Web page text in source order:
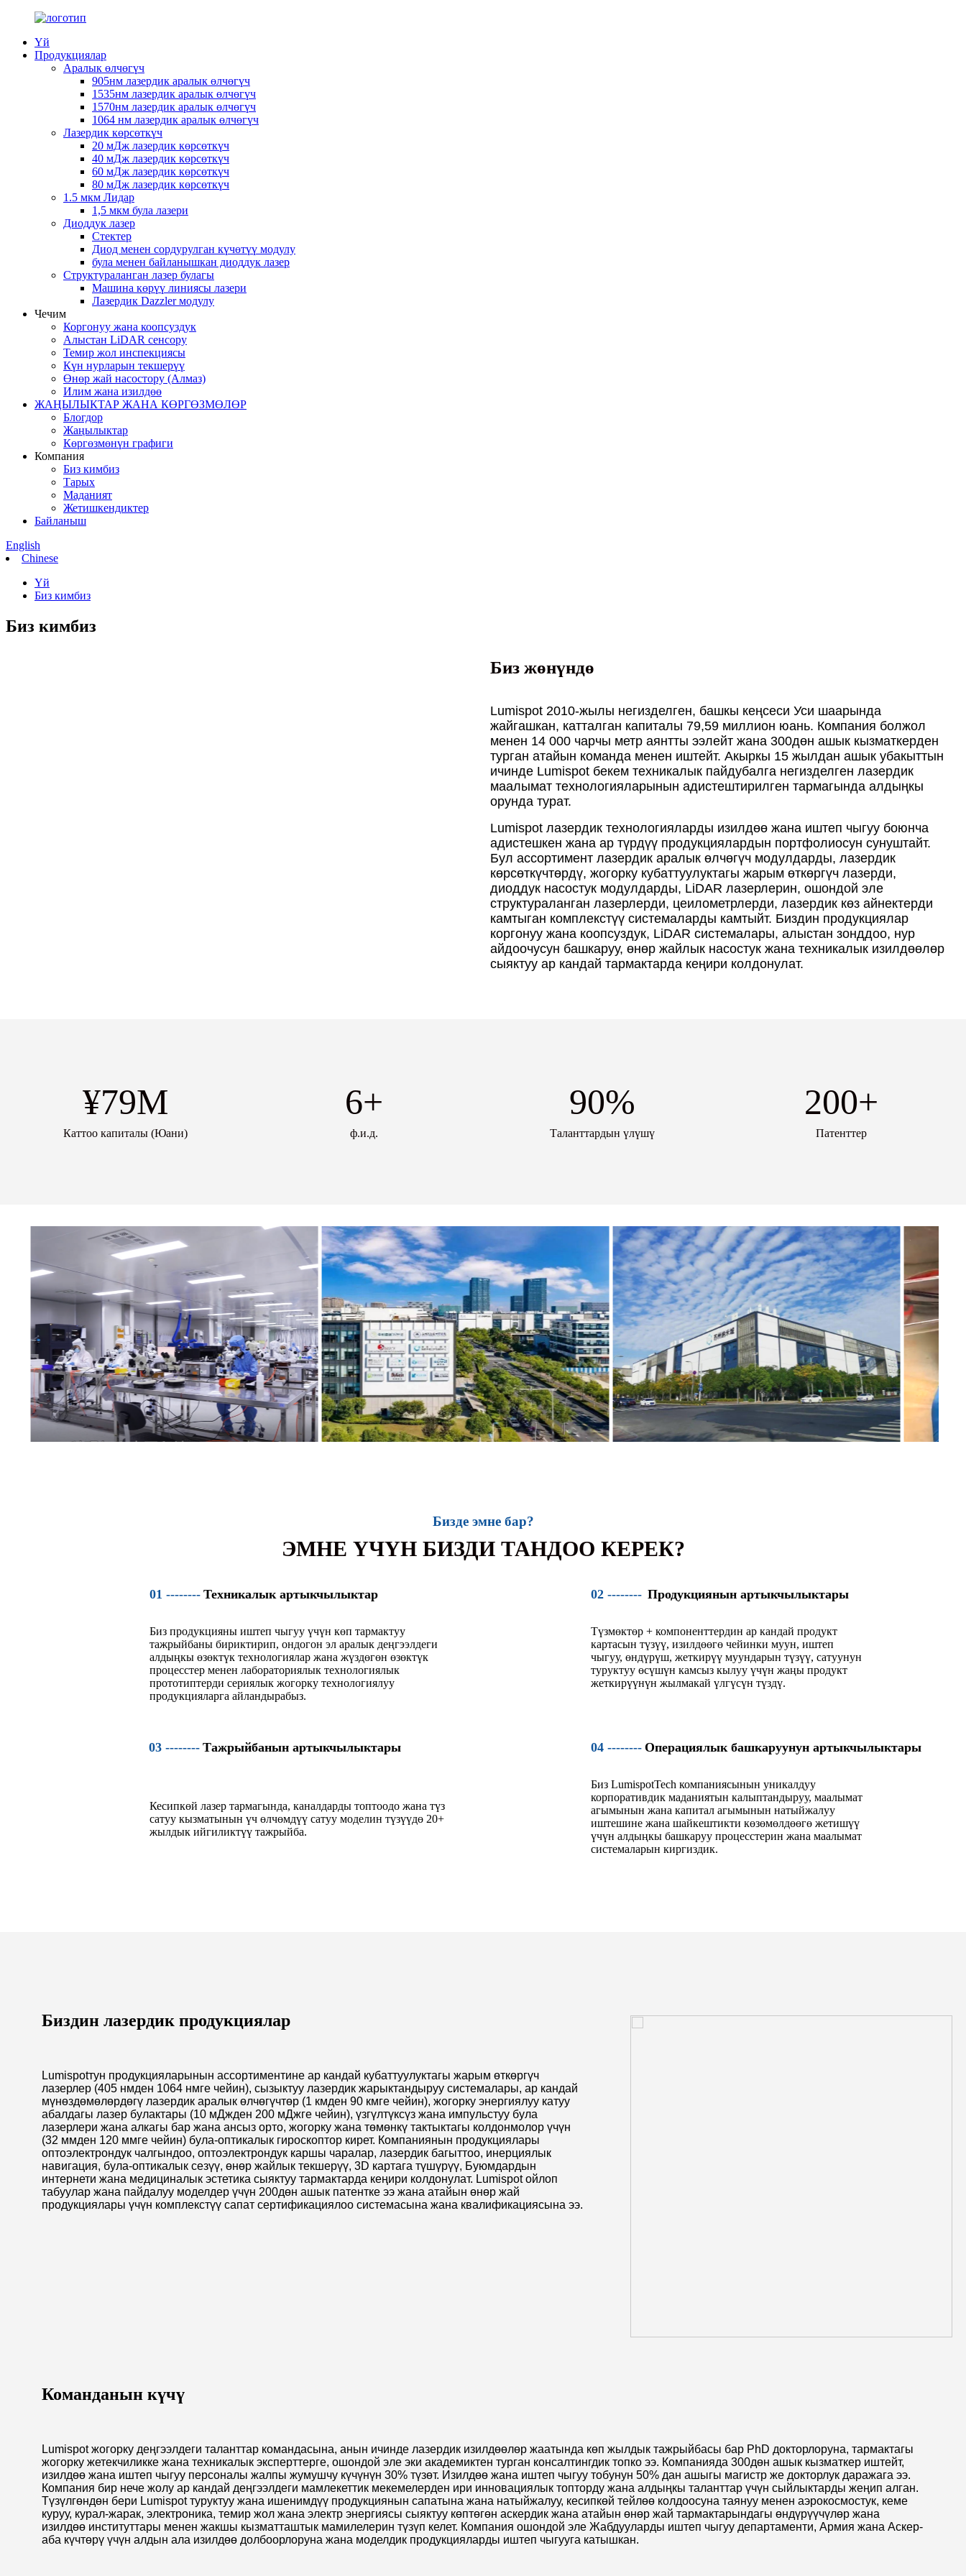
Үй
Продукциялар
Аралык өлчөгүч
905нм лазердик аралык өлчөгүч
1535нм лазердик аралык өлчөгүч
1570нм лазердик аралык өлчөгүч
1064 нм лазердик аралык өлчөгүч
Лазердик көрсөткүч
20 мДж лазердик көрсөткүч
40 мДж лазердик көрсөткүч
60 мДж лазердик көрсөткүч
80 мДж лазердик көрсөткүч
1.5 мкм Лидар
1,5 мкм була лазери
Диоддук лазер
Стектер
Диод менен сордурулган күчөтүү модулу
була менен байланышкан диоддук лазер
Структураланган лазер булагы
Машина көрүү линиясы лазери
Лазердик Dazzler модулу
Чечим
Коргонуу жана коопсуздук
Алыстан LiDAR сенсору
Темир жол инспекциясы
Күн нурларын текшерүү
Өнөр жай насостору (Алмаз)
Илим жана изилдөө
ЖАҢЫЛЫКТАР ЖАНА КӨРГӨЗМӨЛӨР
Блогдор
Жаңылыктар
Көргөзмөнүн графиги
Компания
Биз кимбиз
Тарых
Маданият
Жетишкендиктер
Байланыш
English
Chinese
Үй
Биз кимбиз
Биз кимбиз
Биз жөнүндө
Lumispot 2010-жылы негизделген, башкы кеңсеси Уси шаарында
жайгашкан, катталган капиталы 79,59 миллион юань. Компания болжол
менен 14 000 чарчы метр аянтты ээлейт жана 300дөн ашык кызматкерден
турган атайын команда менен иштейт. Акыркы 15 жылдан ашык убакыттын
ичинде Lumispot бекем техникалык пайдубалга негизделген лазердик
маалымат технологияларынын адистештирилген тармагында алдыңкы
орунда турат.
Lumispot лазердик технологияларды изилдөө жана иштеп чыгуу боюнча
адистешкен жана ар түрдүү продукциялардын портфолиосун сунуштайт.
Бул ассортимент лазердик аралык өлчөгүч модулдарды, лазердик
көрсөткүчтөрдү, жогорку кубаттуулуктагы жарым өткөргүч лазерди,
диоддук насостук модулдарды, LiDAR лазерлерин, ошондой эле
структураланган лазерлерди, цеилометрлерди, лазердик көз айнектерди
камтыган комплекстүү системаларды камтыйт. Биздин продукциялар
коргонуу жана коопсуздук, LiDAR системалары, алыстан зонддоо, нур
айдоочусун башкаруу, өнөр жайлык насостук жана техникалык изилдөөлөр
сыяктуу ар кандай тармактарда кеңири колдонулат.
¥79M
Каттоо капиталы (Юани)
6+
ф.и.д.
90%
Таланттардын үлүшү
200+
Патенттер
Бизде эмне бар?
ЭМНЕ ҮЧҮН БИЗДИ ТАНДОО КЕРЕК?
01 -------- Техникалык артыкчылыктар
Биз продукцияны иштеп чыгуу үчүн көп тармактуу
тажрыйбаны бириктирип, ондогон эл аралык деңгээлдеги
алдыңкы өзөктүк технологиялар жана жүздөгөн өзөктүк
процесстер менен лабораториялык технологиялык
прототиптерди сериялык жогорку технологиялуу
продукцияларга айландырабыз.
02 -------- Продукциянын артыкчылыктары
Түзмөктөр + компоненттердин ар кандай продукт
картасын түзүү, изилдөөгө чейинки муун, иштеп
чыгуу, өндүрүш, жеткирүү муундарын түзүү, сатуунун
туруктуу өсүшүн камсыз кылуу үчүн жаңы продукт
жеткирүүнүн жылмакай үлгүсүн түздү.
03 -------- Тажрыйбанын артыкчылыктары
Кесипкөй лазер тармагында, каналдарды топтоодо жана түз
сатуу кызматынын үч өлчөмдүү сатуу моделин түзүүдө 20+
жылдык ийгиликтүү тажрыйба.
04 -------- Операциялык башкаруунун артыкчылыктары
Биз LumispotTech компаниясынын уникалдуу
корпоративдик маданиятын калыптандыруу, маалымат
агымынын жана капитал агымынын натыйжалуу
иштешине жана шайкештикти көзөмөлдөөгө жетишүү
үчүн алдыңкы башкаруу процесстерин жана маалымат
системаларын киргиздик.
Биздин лазердик продукциялар
Lumispotтун продукцияларынын ассортиментине ар кандай кубаттуулуктагы жарым өткөргүч
лазерлер (405 нмден 1064 нмге чейин), сызыктуу лазердик жарыктандыруу системалары, ар кандай
мүнөздөмөлөрдөгү лазердик аралык өлчөгүчтөр (1 кмден 90 кмге чейин), жогорку энергиялуу катуу
абалдагы лазер булактары (10 мДжден 200 мДжге чейин), үзгүлтүксүз жана импульстуу була
лазерлери жана алкагы бар жана ансыз орто, жогорку жана төмөнкү тактыктагы колдонмолор үчүн
(32 ммден 120 ммге чейин) була-оптикалык гироскоптор кирет. Компаниянын продукциялары
оптоэлектрондук чалгындоо, оптоэлектрондук каршы чаралар, лазердик багыттоо, инерциялык
навигация, була-оптикалык сезүү, өнөр жайлык текшерүү, 3D картага түшүрүү, Буюмдардын
интернети жана медициналык эстетика сыяктуу тармактарда кеңири колдонулат. Lumispot ойлоп
табуулар жана пайдалуу моделдер үчүн 200дөн ашык патентке ээ жана атайын өнөр жай
продукциялары үчүн комплекстүү сапат сертификациялоо системасына жана квалификациясына ээ.
Команданын күчү
Lumispot жогорку деңгээлдеги таланттар командасына, анын ичинде лазердик изилдөөлөр жаатында көп жылдык тажрыйбасы бар PhD докторлоруна, тармактагы
жогорку жетекчиликке жана техникалык эксперттерге, ошондой эле эки академиктен турган консалтингдик топко ээ. Компанияда 300дөн ашык кызматкер иштейт,
изилдөө жана иштеп чыгуу персоналы жалпы жумушчу күчүнүн 30% түзөт. Изилдөө жана иштеп чыгуу тобунун 50% дан ашыгы магистр же докторлук даражага ээ.
Компания бир нече жолу ар кандай деңгээлдеги мамлекеттик мекемелерден ири инновациялык топторду жана алдыңкы таланттар үчүн сыйлыктарды жеңип алган.
Түзүлгөндөн бери Lumispot туруктуу жана ишенимдүү продукциянын сапатына жана натыйжалуу, кесипкөй тейлөө колдоосуна таянуу менен аэрокосмостук, кеме
куруу, курал-жарак, электроника, темир жол жана электр энергиясы сыяктуу көптөгөн аскердик жана атайын өнөр жай тармактарындагы өндүрүүчүлөр жана
изилдөө институттары менен жакшы кызматташтык мамилелерин түзүп келет. Компания ошондой эле Жабдууларды иштеп чыгуу департаменти, Армия жана Аскер-
аба күчтөрү үчүн алдын ала изилдөө долбоорлоруна жана моделдик продукцияларды иштеп чыгууга катышкан.